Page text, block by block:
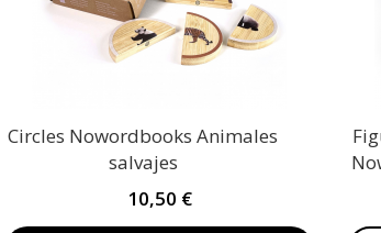
Circles Nowordbooks Animales
salvajes
10,50 €